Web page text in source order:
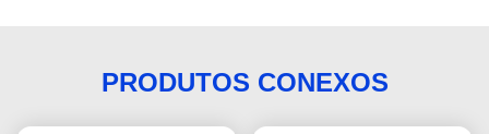
PRODUTOS CONEXOS